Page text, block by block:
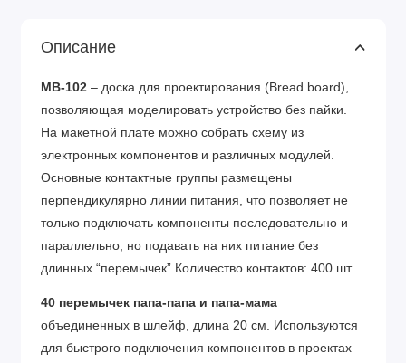
Описание
MB-102 – доска для проектирования (Bread board),
позволяющая моделировать устройство без пайки.
На макетной плате можно собрать схему из
электронных компонентов и различных модулей.
Основные контактные группы размещены
перпендикулярно линии питания, что позволяет не
только подключать компоненты последовательно и
параллельно, но подавать на них питание без
длинных “перемычек”.Количество контактов: 400 шт
40 перемычек папа-папа и папа-мама
объединенных в шлейф, длина 20 см. Используются
для быстрого подключения компонентов в проектах